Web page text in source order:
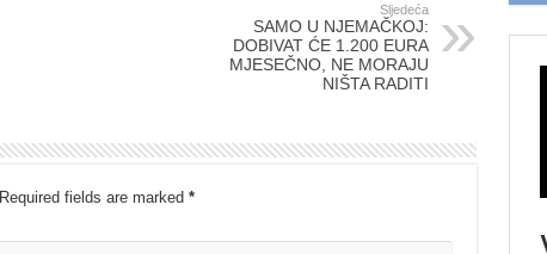
Sljedeća
SAMO U NJEMAČKOJ:
DOBIVAT ĆE 1.200 EURA
MJESEČNO, NE MORAJU
NIŠTA RADITI
Required fields are marked *